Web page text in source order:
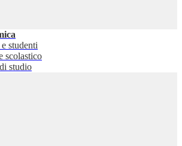
studenti
scolastico
studio